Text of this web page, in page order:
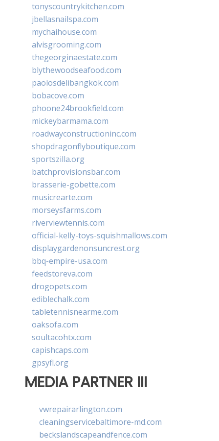
tonyscountrykitchen.com
jbellasnailspa.com
mychaihouse.com
alvisgrooming.com
thegeorginaestate.com
blythewoodseafood.com
paolosdelibangkok.com
bobacove.com
phoone24brookfield.com
mickeybarmama.com
roadwayconstructioninc.com
shopdragonflyboutique.com
sportszilla.org
batchprovisionsbar.com
brasserie-gobette.com
musicrearte.com
morseysfarms.com
riverviewtennis.com
official-kelly-toys-squishmallows.com
displaygardenonsuncrest.org
bbq-empire-usa.com
feedstoreva.com
drogopets.com
ediblechalk.com
tabletennisnearme.com
oaksofa.com
soultacohtx.com
capishcaps.com
gpsyfl.org
MEDIA PARTNER III
vwrepairarlington.com
cleaningservicebaltimore-md.com
beckslandscapeandfence.com